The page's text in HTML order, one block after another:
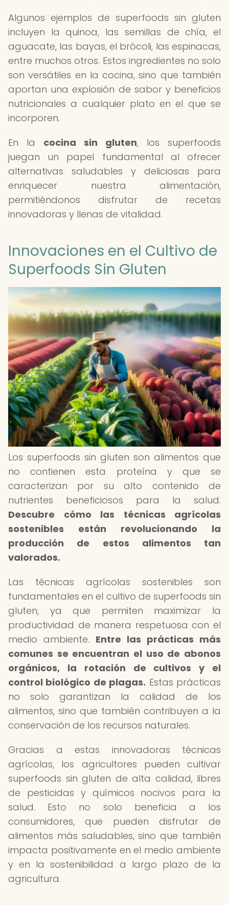
Algunos ejemplos de superfoods sin gluten
incluyen la quinoa, las semillas de chía, el
aguacate, las bayas, el brócoli, las espinacas,
entre muchos otros. Estos ingredientes no solo
son versátiles en la cocina, sino que también
aportan una explosión de sabor y beneficios
nutricionales a cualquier plato en el que se
incorporen.
En la cocina sin gluten, los superfoods
juegan un papel fundamental al ofrecer
alternativas saludables y deliciosas para
enriquecer nuestra alimentación,
permitiéndonos disfrutar de recetas
innovadoras y llenas de vitalidad.
Innovaciones en el Cultivo de
Superfoods Sin Gluten
Los superfoods sin gluten son alimentos que
no contienen esta proteína y que se
caracterizan por su alto contenido de
nutrientes beneficiosos para la salud.
Descubre cómo las técnicas agrícolas
sostenibles están revolucionando la
producción de estos alimentos tan
valorados.
Las técnicas agrícolas sostenibles son
fundamentales en el cultivo de superfoods sin
gluten, ya que permiten maximizar la
productividad de manera respetuosa con el
medio ambiente. Entre las prácticas más
comunes se encuentran el uso de abonos
orgánicos, la rotación de cultivos y el
control biológico de plagas. Estas prácticas
no solo garantizan la calidad de los
alimentos, sino que también contribuyen a la
conservación de los recursos naturales.
Gracias a estas innovadoras técnicas
agrícolas, los agricultores pueden cultivar
superfoods sin gluten de alta calidad, libres
de pesticidas y químicos nocivos para la
salud. Esto no solo beneficia a los
consumidores, que pueden disfrutar de
alimentos más saludables, sino que también
impacta positivamente en el medio ambiente
y en la sostenibilidad a largo plazo de la
agricultura.